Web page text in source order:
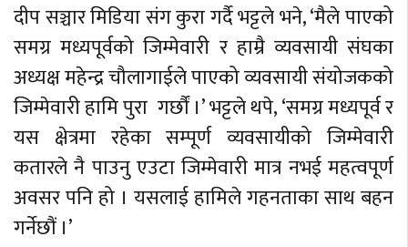
दीप सञ्चार मिडिया संग कुरा गर्दै भट्टले भने, ‘मैले पाएको
समग्र मध्यपूर्वको जिम्मेवारी र हाम्रै व्यवसायी संघका
अध्यक्ष महेन्द्र चौलागाईले पाएको व्यवसायी संयोजकको
जिम्मेवारी हामि पुरा गर्छौं ।’ भट्टले थपे, ‘समग्र मध्यपूर्व र
यस क्षेत्रमा रहेका सम्पूर्ण व्यवसायीको जिम्मेवारी
कतारले नै पाउनु एउटा जिम्मेवारी मात्र नभई महत्वपूर्ण
अवसर पनि हो । यसलाई हामिले गहनताका साथ बहन
गर्नेछौं ।’